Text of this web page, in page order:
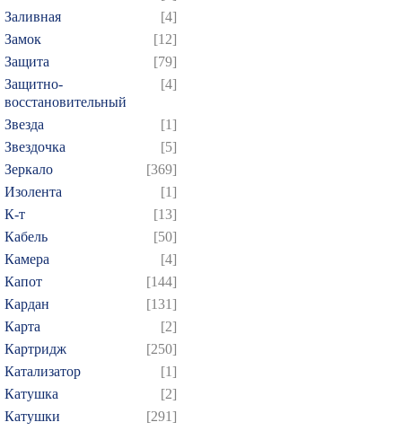
Заливная
[4]
Замок
[12]
Защита
[79]
Защитно-
восстановительный
[4]
Звезда
[1]
Звездочка
[5]
Зеркало
[369]
Изолента
[1]
К-т
[13]
Кабель
[50]
Камера
[4]
Капот
[144]
Кардан
[131]
Карта
[2]
Картридж
[250]
Катализатор
[1]
Катушка
[2]
Катушки
[291]